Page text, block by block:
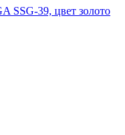
SSG-39, цвет золото